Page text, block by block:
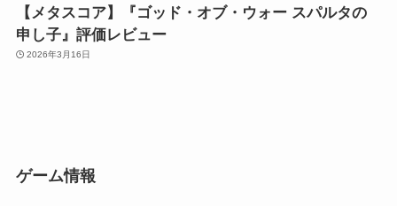
【メタスコア】『ゴッド・オブ・ウォー スパルタの
申し子』評価レビュー
2026年3月16日
ゲーム情報